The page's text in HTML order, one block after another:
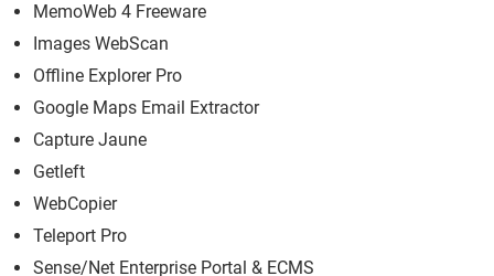
MemoWeb 4 Freeware
Images WebScan
Offline Explorer Pro
Google Maps Email Extractor
Capture Jaune
Getleft
WebCopier
Teleport Pro
Sense/Net Enterprise Portal & ECMS